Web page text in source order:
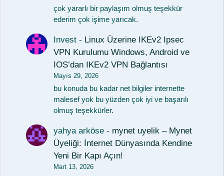
çok yararlı bir paylaşım olmuş teşekkür
ederim çok işime yarıcak.
Invest - Linux Üzerine IKEv2 Ipsec
VPN Kurulumu Windows, Android ve
IOS’dan IKEv2 VPN Bağlantısı
Mayıs 29, 2026
bu konuda bu kadar net bilgiler internette
malesef yok bu yüzden çok iyi ve başarılı
olmuş teşekkürler.
yahya arköse - mynet uyelik – Mynet
Üyeliği: İnternet Dünyasında Kendine
Yeni Bir Kapı Açın!
Mart 13, 2026